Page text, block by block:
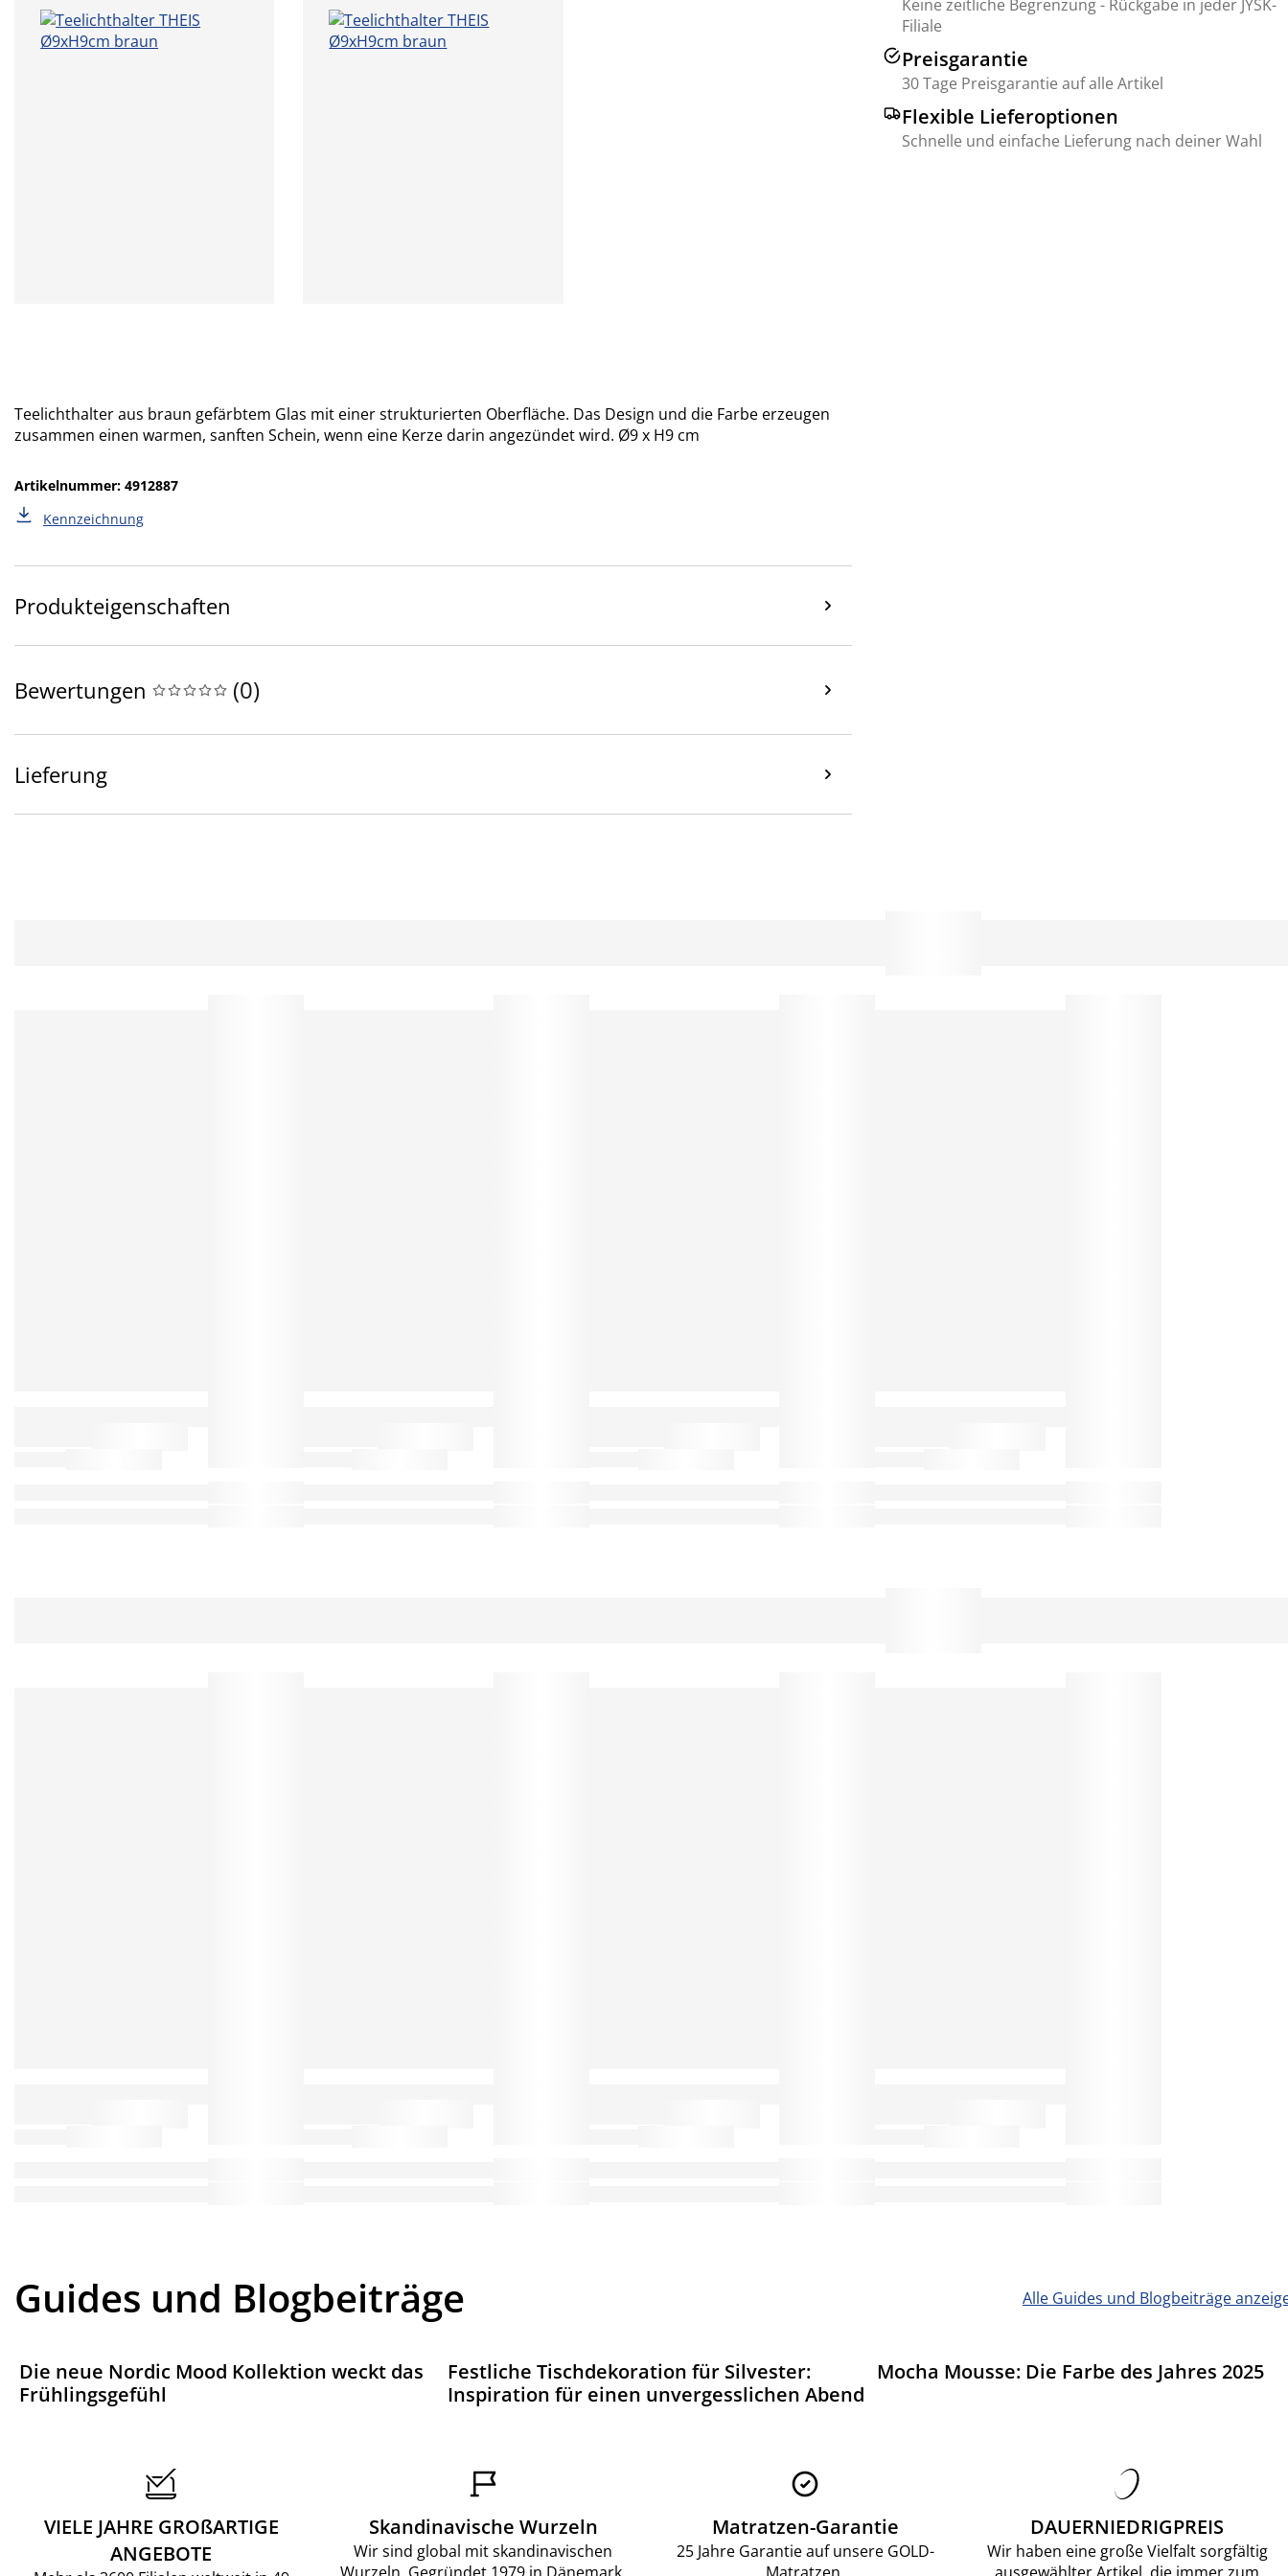
Keine zeitliche Begrenzung - Rückgabe in jeder JYSK-
Filiale
Preisgarantie
30 Tage Preisgarantie auf alle Artikel
Flexible Lieferoptionen
Schnelle und einfache Lieferung nach deiner Wahl
Teelichthalter aus braun gefärbtem Glas mit einer strukturierten Oberfläche. Das Design und die Farbe erzeugen
zusammen einen warmen, sanften Schein, wenn eine Kerze darin angezündet wird. Ø9 x H9 cm
Artikelnummer: 4912887
Kennzeichnung
Produkteigenschaften
Bewertungen (0)
Lieferung
Guides und Blogbeiträge Alle Guides und Blogbeiträge
Die neue Nordic Mood Kollektion weckt das
Frühlingsgefühl
Festliche Tischdekoration für Silvester:
Inspiration für einen unvergesslichen Abend
Mocha Mousse: Die Farbe des Jahres 2025
VIELE JAHRE GROßARTIGE
ANGEBOTE
Skandinavische Wurzeln
Wir sind global mit skandinavischen
Matratzen-Garantie
25 Jahre Garantie auf unsere GOLD-
DAUERNIEDRIGPREIS
Wir haben eine große Vielfalt sorgfältig